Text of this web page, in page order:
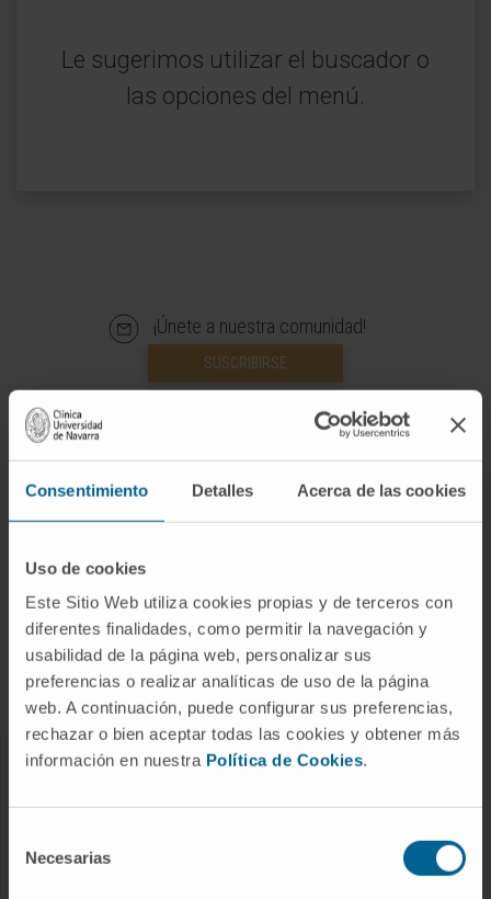
Consentimiento Detalles Acerca de las cookies
Uso de cookies
Este Sitio Web utiliza cookies propias y de terceros con
diferentes finalidades, como permitir la navegación y
usabilidad de la página web, personalizar sus
preferencias o realizar analíticas de uso de la página
web. A continuación, puede configurar sus preferencias,
rechazar o bien aceptar todas las cookies y obtener más
información en nuestra Política de Cookies.
Necesarias
Le sugerimos utilizar el buscador o
las opciones del menú.
¡Únete a nuestra comunidad!
SUSCRIBIRSE
ENFERMEDADES Y TRATAMIENTOS
Enfermedades
Pruebas diagnósticas
Tratamientos
Cuidados en casa
Chequeos y salud
Conozca a los profesionales